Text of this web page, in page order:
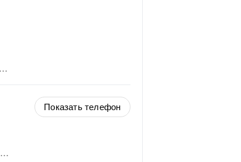
Показать телефон